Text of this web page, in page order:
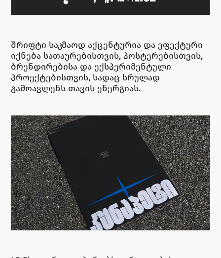
შრიფტი საკმაოდ აქცენტურია და ეფექტური
იქნება სათაურებისთვის, პოსტერებისთვის,
ბრენდირებისა და ექსპერიმენტული
პროექტებისთვის, სადაც სრულად
გამოავლენს თავის ენერგიას.